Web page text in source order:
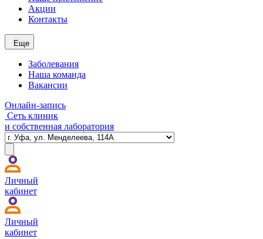
Акции
Контакты
Еще
Заболевания
Наша команда
Вакансии
Онлайн-запись
Сеть клиник
и собственная лаборатория
Личный
кабинет
Личный
кабинет